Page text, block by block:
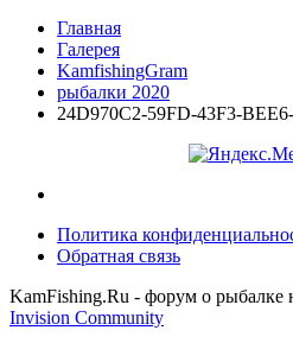
Главная
Галерея
KamfishingGram
рыбалки 2020
24D970C2-59FD-43F3-
Политика
Обратная связь
KamFishing.Ru - форум о рыбалке
Invision Community